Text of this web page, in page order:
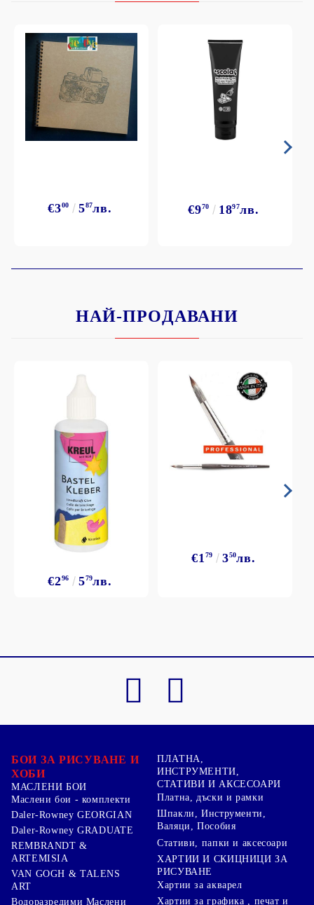
€300 587лв. €970 1897лв.
НАЙ-ПРОДАВАНИ
€296 579лв.
€1 79 350лв.
БОИ ЗА РИСУВАНЕ И
ХОБИ
МАСЛЕНИ БОИ
Маслени бои - комплекти
Daler-Rowney GEORGIAN
Daler-Rowney GRADUATE
REMBRANDT &
ARTEMISIA
VAN GOGH & TALENS
ART
Водоразредими Маслени
ПЛАТНА,
ИНСТРУМЕНТИ,
СТАТИВИ И АКСЕСОАРИ
Платна, дъски и рамки
Шпакли, Инструменти,
Валяци, Пособия
Стативи, папки и аксесоари
ХАРТИИ И СКИЦНИЦИ ЗА
РИСУВАНЕ
Хартии за акварел
Хартии за графика , печат и